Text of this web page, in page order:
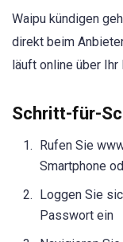
Waipu kündigen
direkt beim
läuft online über Ihr
Schritt-für-
Rufen Sie
Smartphone
Loggen Sie
Passwort ein